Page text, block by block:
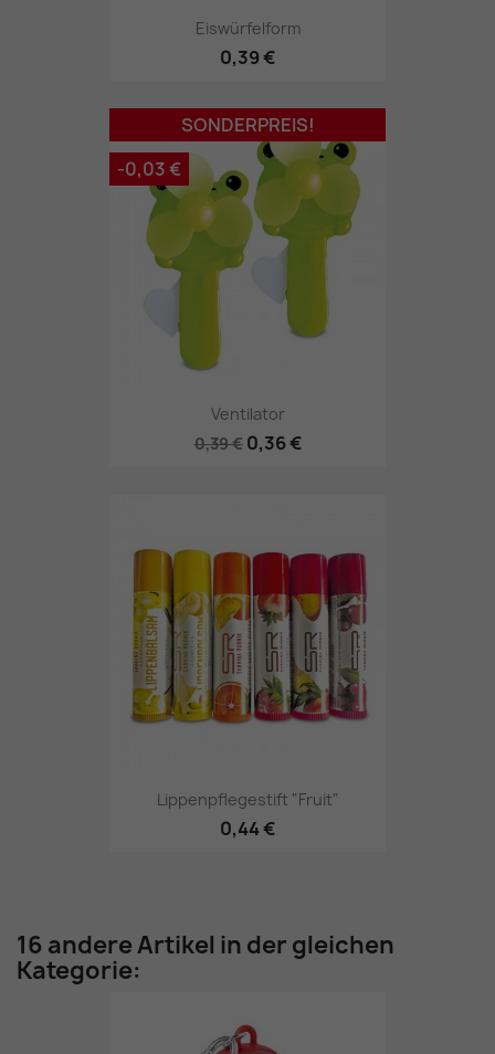
Eiswürfelform
0,39 €
Ventilator
0,39 € 0,36 €
SONDERPREIS!
-0,03 €
Lippenpflegestift "Fruit"
0,44 €
16 andere Artikel in der gleichen
Kategorie: